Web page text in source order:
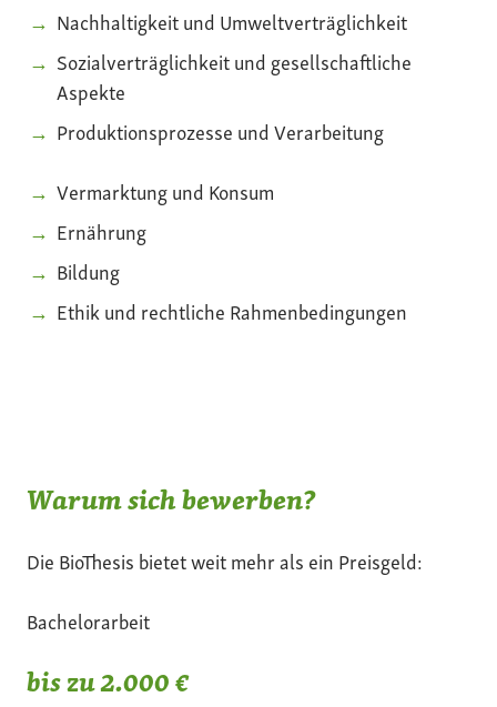
Nachhaltigkeit und Umweltverträglichkeit
Sozialverträglichkeit und gesellschaftliche
Aspekte
Produktionsprozesse und Verarbeitung
Vermarktung und Konsum
Ernährung
Bildung
Ethik und rechtliche Rahmenbedingungen
Warum sich bewerben?
Die BioThesis bietet weit mehr als ein Preisgeld:
Bachelorarbeit
bis zu 2.000 €